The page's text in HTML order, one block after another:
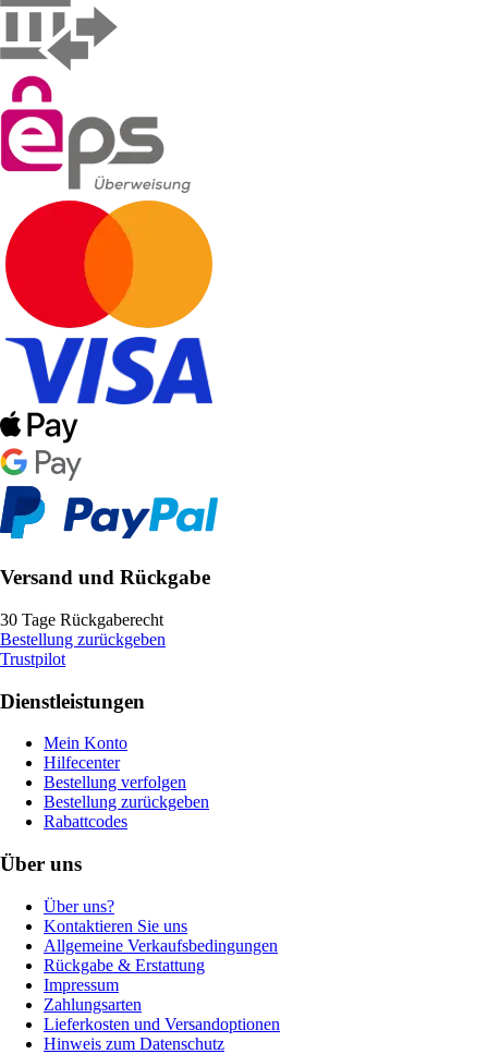
Versand und Rückgabe
30 Tage Rückgaberecht
Bestellung zurückgeben
Trustpilot
Dienstleistungen
Mein Konto
Hilfecenter
Bestellung verfolgen
Bestellung zurückgeben
Rabattcodes
Über uns
Über uns?
Kontaktieren Sie uns
Allgemeine Verkaufsbedingungen
Rückgabe & Erstattung
Impressum
Zahlungsarten
Lieferkosten und Versandoptionen
Hinweis zum Datenschutz